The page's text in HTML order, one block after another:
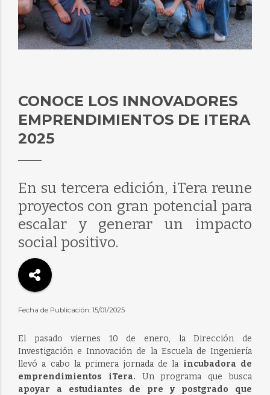
CONOCE LOS INNOVADORES
EMPRENDIMIENTOS DE ITERA
2025
En su tercera edición, iTera reune
proyectos con gran potencial para
escalar y generar un impacto
social positivo.
Fecha de Publicación: 15/01/2025
El pasado viernes 10 de enero, la Dirección de
Investigación e Innovación de la Escuela de Ingeniería
llevó a cabo la primera jornada de la incubadora de
emprendimientos iTera. Un programa que busca
apoyar a estudiantes de pre y postgrado que